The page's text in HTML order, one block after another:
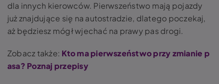
dla innych kierowców. Pierwszeństwo mają pojazdy
już znajdujące się na autostradzie, dlatego poczekaj,
aż będziesz mógł wjechać na prawy pas drogi.
Zobacz także: Kto ma pierwszeństwo przy zmianie p
asa? Poznaj przepisy